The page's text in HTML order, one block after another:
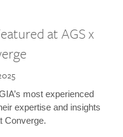
at AGS x
most experienced
expertise and insights
Converge.